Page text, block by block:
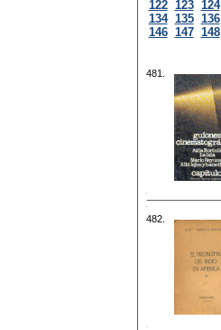
122 123 124
134 135 136
146 147 148
481.
482.